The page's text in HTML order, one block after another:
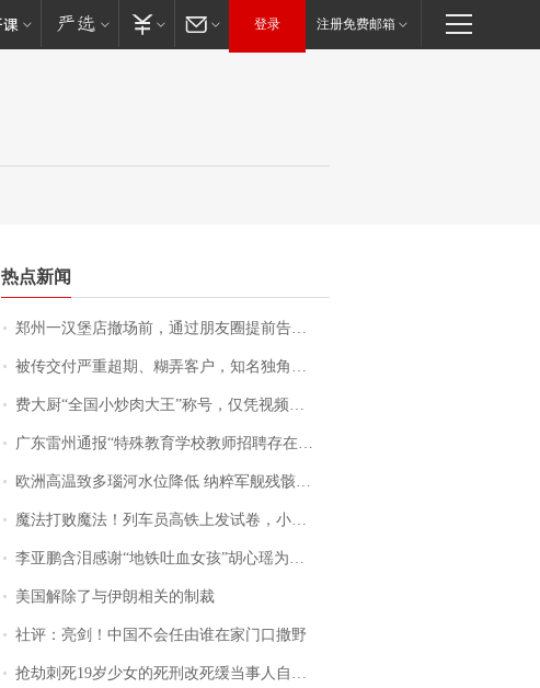
登录 注册免费邮箱
热点新闻
郑州一汉堡店撤场前，通过朋友圈提前告知逐一退费，有顾客仅剩1元也全被退回，分文不少；顾客：言而有信，让人感动
被传交付严重超期、糊弄客户，知名独角兽车企创始人回应：都没证据，将依法采取措施，“本人长期与美国交管局保持沟通，对方表示肯定”
费大厨“全国小炒肉大王”称号，仅凭视频评出？中国烹饪协会回应
广东雷州通报“特殊教育学校教师招聘存在违规行为”：已启动问责程序 副校长被停职
欧洲高温致多瑙河水位降低 纳粹军舰残骸重见天日
魔法打败魔法！列车员高铁上发试卷，小朋友一秒静音，12306回应：列车员个人行为，不是铁路规定
李亚鹏含泪感谢“地铁吐血女孩”胡心瑶为嫣然天使捐99999元：这份捐赠太沉重，尊重其捐赠意愿，个人向胡心瑶和她的病友之家各捐赠99999元
美国解除了与伊朗相关的制裁
社评：亮剑！中国不会任由谁在家门口撒野
抢劫刺死19岁少女的死刑改死缓当事人自述：出狱11年间始终刻意躲避被害人家属